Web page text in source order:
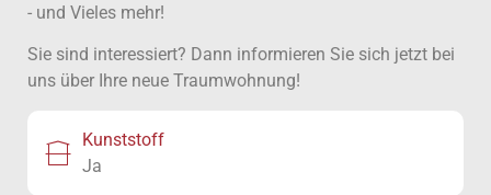
- und Vieles mehr!
Sie sind interessiert? Dann informieren Sie sich jetzt bei
uns über Ihre neue Traumwohnung!
Kunststoff
Ja